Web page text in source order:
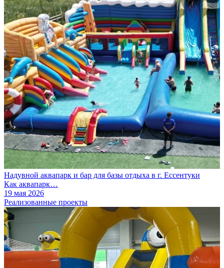
Надувной аквапарк и бар для базы отдыха в г. Ессентуки
Как аквапарк…
19 мая 2026
Реализованные проекты